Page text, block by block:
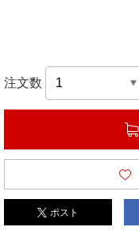
注文数
ポスト